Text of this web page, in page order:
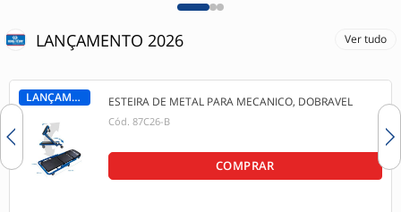
LANÇAMENTO 2026 Ver tudo
LANÇAMENTO ESTEIRA DE METAL PARA MECANICO, DOBRAVEL
Cód. 87C26-B
COMPRAR